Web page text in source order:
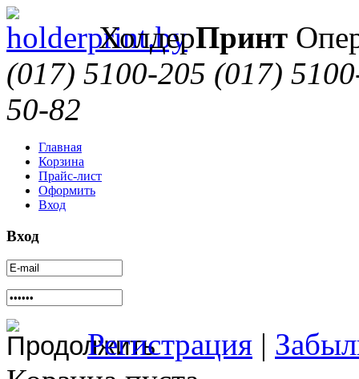
ХолдерПринт
(017) 5100-205 (017)
50-82
Главная
Корзина
Прайс-лист
Оформить
Вход
Вход
Регистрация |